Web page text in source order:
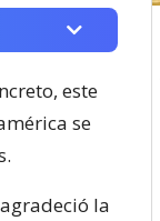
este
se
la